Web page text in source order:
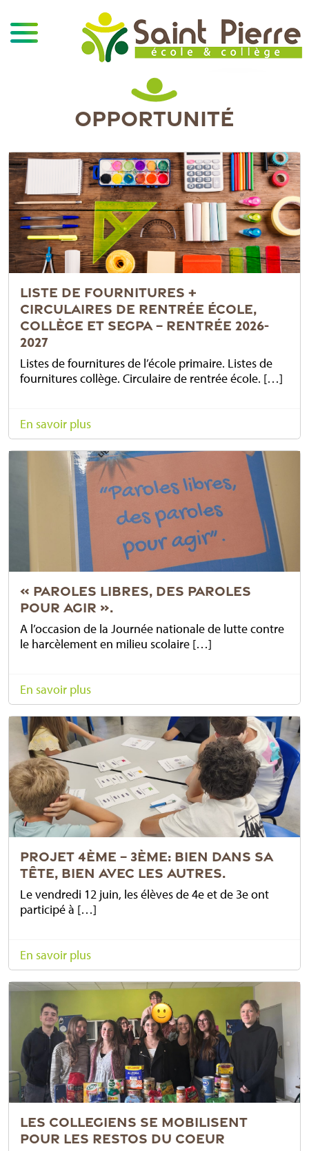
OPPORTUNITÉ
LISTE DE FOURNITURES +
CIRCULAIRES DE RENTRÉE ÉCOLE,
COLLÈGE ET SEGPA – RENTRÉE 2026-
2027
Listes de fournitures de l’école primaire. Listes de
fournitures collège. Circulaire de rentrée école. […]
En savoir plus
« PAROLES LIBRES, DES PAROLES
POUR AGIR ».
A l’occasion de la Journée nationale de lutte contre
le harcèlement en milieu scolaire […]
En savoir plus
PROJET 4ÈME – 3ÈME: BIEN DANS SA
TÊTE, BIEN AVEC LES AUTRES.
Le vendredi 12 juin, les élèves de 4e et de 3e ont
participé à […]
En savoir plus
LES COLLEGIENS SE MOBILISENT
POUR LES RESTOS DU COEUR